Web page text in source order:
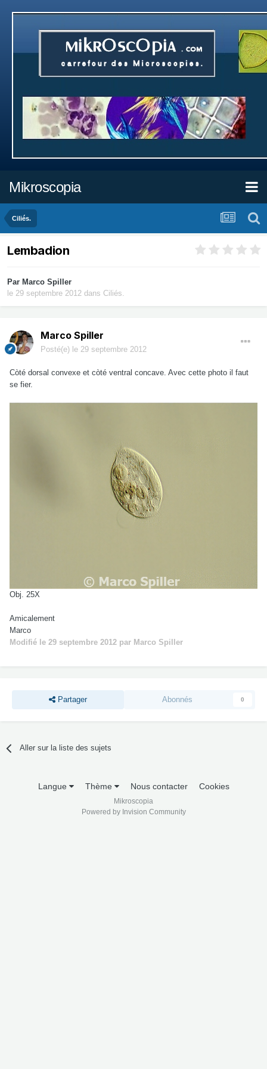
Mikroscopia
Ciliés.
Lembadion
Par Marco Spiller
le 29 septembre 2012 dans Ciliés.
Marco Spiller
Posté(e) le 29 septembre 2012
Còté dorsal convexe et còté ventral concave. Avec cette photo il faut
se fier.
Obj. 25X
Amicalement
Marco
Modifié le 29 septembre 2012 par Marco Spiller
Partager Abonnés 0
Aller sur la liste des sujets
Langue Thème Nous contacter Cookies
Mikroscopia
Powered by Invision Community